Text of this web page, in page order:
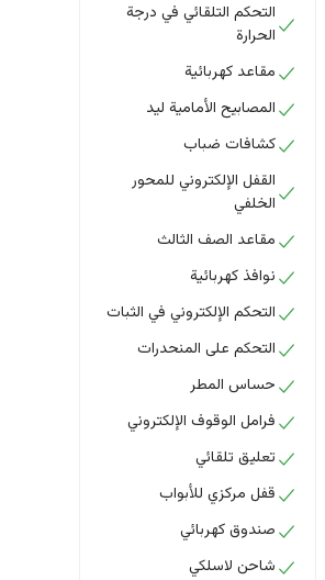
التحكم التلقائي في درجة
الحرارة
مقاعد كهربائية
المصابيح الأمامية ليد
كشافات ضباب
القفل الإلكتروني للمحور
الخلفي
مقاعد الصف الثالث
نوافذ كهربائية
التحكم الإلكتروني في الثبات
التحكم على المنحدرات
حساس المطر
فرامل الوقوف الإلكتروني
تعليق تلقائي
قفل مركزي للأبواب
صندوق كهربائي
شاحن لاسلكي